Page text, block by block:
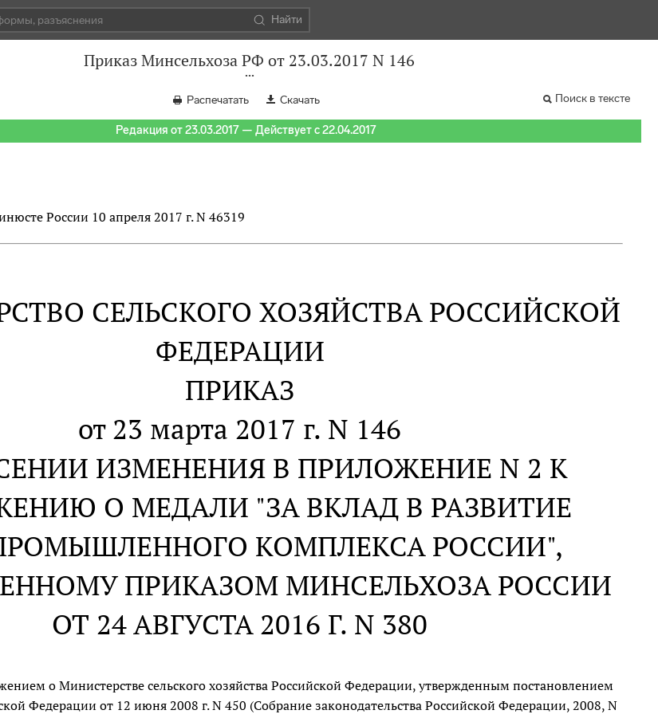
Найти
Приказ Минсельхоза РФ от 23.03.2017 N 146
Распечатать Скачать Поиск в тексте
Редакция от 23.03.2017 — Действует с 22.04.2017
России 10 апреля 2017 г. N 46319
СЕЛЬСКОГО ХОЗЯЙСТВА РОССИЙСКОЙ
ФЕДЕРАЦИИ
ПРИКАЗ
от 23 марта 2017 г. N 146
ИЗМЕНЕНИЯ В ПРИЛОЖЕНИЕ N 2 К
О МЕДАЛИ "ЗА ВКЛАД В РАЗВИТИЕ
КОМПЛЕКСА РОССИИ",
ПРИКАЗОМ МИНСЕЛЬХОЗА РОССИИ
ОТ 24 АВГУСТА 2016 Г. N 380
о Министерстве сельского хозяйства Российской Федерации, утвержденным постановлением
Федерации от 12 июня 2008 г. N 450 (Собрание законодательства Российской Федерации, 2008, N